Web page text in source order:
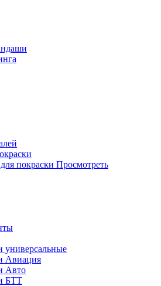
покраски Просмотреть
универсальные
Авиация
Авто
БТТ